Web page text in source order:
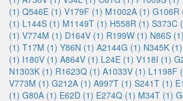
(1) Q546E (1) V179F (1) M1002A (1) G106R
(1) L144S (1) M1149T (1) H558R (1) S373C
(1) V774M (1) D164V (1) R199W (1) N86S (1)
(1) T17M (1) Y86N (1) A2144G (1) N345K (1)
(1) I180V (1) A864V (1) L24E (1) V118I (1)
N1303K (1) R1623Q (1) A1033V (1) L1198F
V773M (1) G212A (1) A997T (1) S241T (1)
(1) G80A (1) E62D (1) E274Q (1) M34T (1)